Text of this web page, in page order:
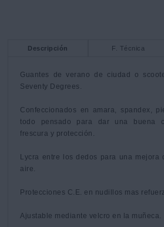
Descripción F. Técnica
Guantes de verano de ciudad o
Seventy Degrees.
Confeccionados en amara, spandex,
todo pensado para dar una buena
frescura y protección.
Lycra entre los dedos para una mejora
aire.
Protecciones C.E. en nudillos mas
Ajustable mediante velcro en la muñeca.